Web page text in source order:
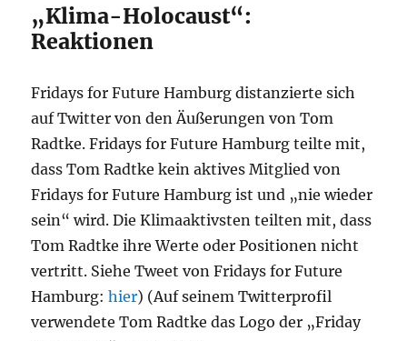
„Klima-Holocaust“:
Reaktionen
Fridays for Future Hamburg distanzierte sich
auf Twitter von den Äußerungen von Tom
Radtke. Fridays for Future Hamburg teilte mit,
dass Tom Radtke kein aktives Mitglied von
Fridays for Future Hamburg ist und „nie wieder
sein“ wird. Die Klimaaktivsten teilten mit, dass
Tom Radtke ihre Werte oder Positionen nicht
vertritt. Siehe Tweet von Fridays for Future
Hamburg:hier) (Auf seinem Twitterprofil
verwendete Tom Radtke das Logo der „Friday